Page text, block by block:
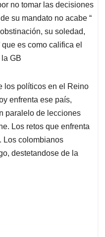
no tomar las decisiones
su mandato no acabe “
su soledad,
es como califica el
GB
los políticos en el Reino
enfrenta ese país,
paralelo de lecciones
Los retos que enfrenta
Los colombianos
destetandose de la